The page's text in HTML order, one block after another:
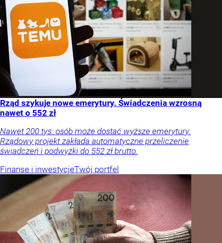
Rząd szykuje nowe emerytury. Świadczenia wzrosną
nawet o 552 zł
Nawet 200 tys. osób może dostać wyższe emerytury.
Rządowy projekt zakłada automatyczne przeliczenie
świadczeń i podwyżki do 552 zł brutto.
Finanse i inwestycjeTwój portfel